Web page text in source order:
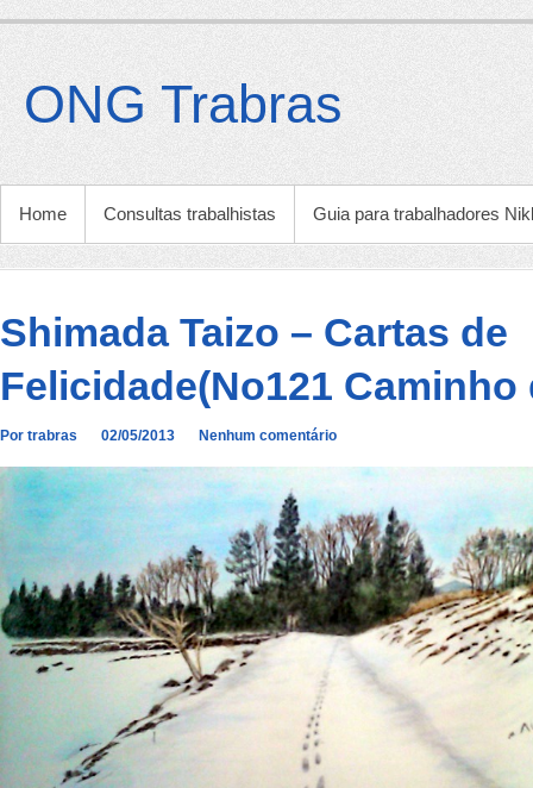
conteúdo
ONG Trabras
MENU PRINCIPAL
Home Consultas trabalhistas Guia para trabalhadores
Shimada Taizo – Cartas de
Felicidade(No121 Caminho
Por trabras 02/05/2013 Nenhum comentário